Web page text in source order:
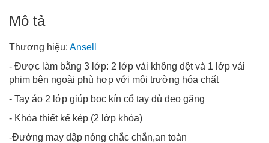
Mô tả
Thương hiệu: Ansell
- Được làm bằng 3 lớp: 2 lớp vải không dệt và 1 lớp vải
phim bên ngoài phù hợp với môi trường hóa chất
- Tay áo 2 lớp giúp bọc kín cổ tay dù đeo găng
- Khóa thiết kế kép (2 lớp khóa)
-Đường may dập nóng chắc chắn,an toàn